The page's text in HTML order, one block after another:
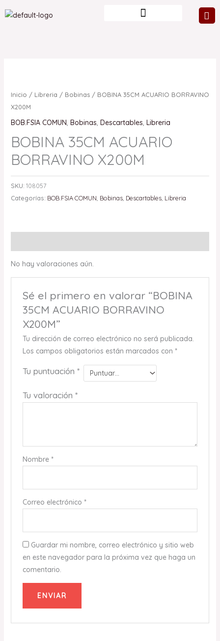
al
Inicio / Libreria / Bobinas/ BOBINA 35CM ACUARIO BORRAVINO
X200M
BOB.FSIA COMUN, Bobinas, Descartables, Libreria
BOBINA 35CM ACUARIO
BORRAVINO X200M
SKU: 108057
Categorías: BOB.FSIA COMUN Bobinas, Descartables, Libreria
No hay valoraciones aún.
Sé el primero en valorar “BOBINA
35CM ACUARIO BORRAVINO
X200M”
Tu dirección de correo electrónico no será publicada.
Los campos obligatorios están marcados con *
Tu puntuación *
Tu valoración *
Nombre *
Correo electrónico *
Guardar mi nombre, correo electrónico y sitio web
en este navegador para la próxima vez que haga un
comentario.